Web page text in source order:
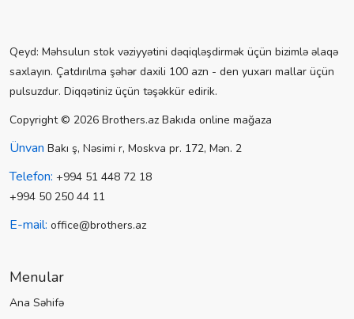
Qeyd: Məhsulun stok vəziyyətini dəqiqləşdirmək üçün bizimlə əlaqə
saxlayın. Çatdırılma şəhər daxili 100 azn - den yuxarı mallar üçün
pulsuzdur. Diqqətiniz üçün təşəkkür edirik.
Copyright © 2026 Brothers.az Bakıda online mağaza
Ünvan Bakı ş, Nəsimi r, Moskva pr. 172, Mən. 2
Telefon: +994 51 448 72 18
+994 50 250 44 11
E-mail: office@brothers.az
Menular
Ana Səhifə